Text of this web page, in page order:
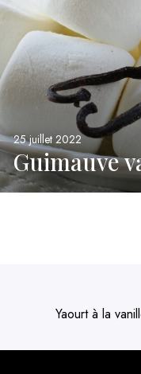
25 juillet 2022
Guimauve
Yaourt à la